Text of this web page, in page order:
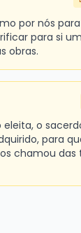
por nós
para si
obras.
o
para
chamou das